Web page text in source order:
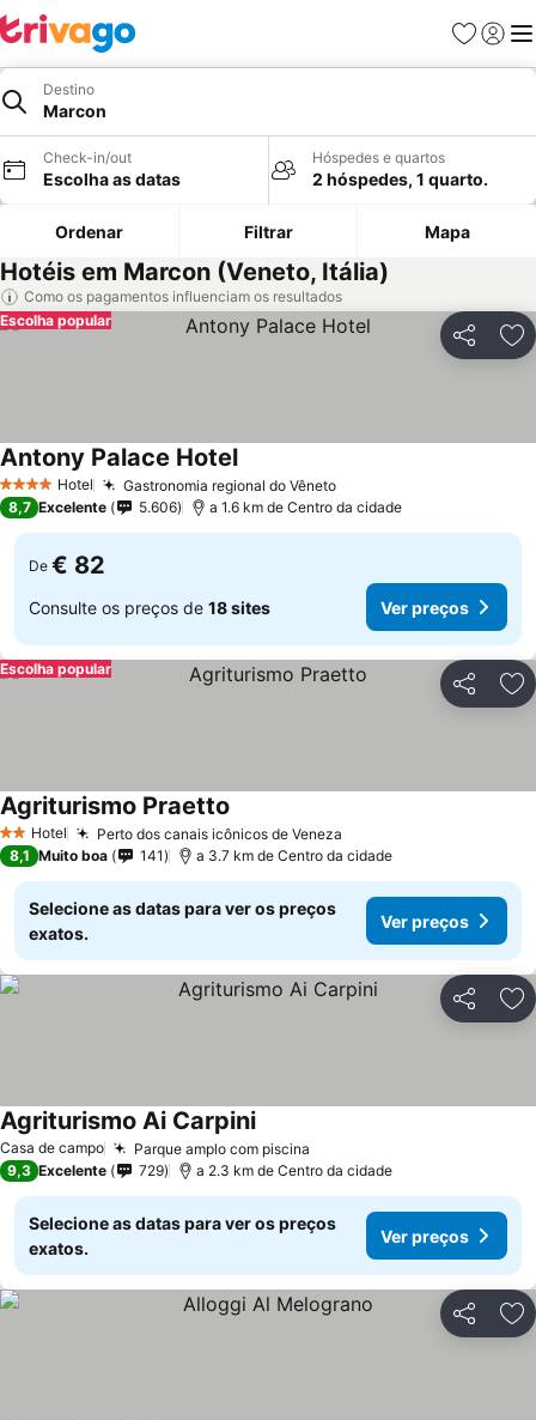
Favoritos
Iniciar
Destino
Marcon
Check-in/out
Escolha as datas
Hóspedes e quartos
2 hóspedes, 1 quarto.
Ordenar Filtrar Mapa
Hotéis em Marcon (Veneto, Itália)
Como os pagamentos influenciam os resultados
Partilhar
Escolha popular
4 EstrelasHotel Gastronomia regional do Vêneto
Antony Palace Hotel
8,7 Excelente 5.606 a 1.6 km de Centro da cidade
De € 82
Consulte os preços de 18 sites Ver preços
Partilhar
Escolha popular
2 Estrelas
Hotel Perto dos canais icônicos de Veneza
Agriturismo Praetto
8,1 Muito boa 141 a 3.7 km de Centro da cidade
Selecione as datas para ver os preços
exatos.
Ver preços
Partilhar
Casa de campo Parque amplo com piscina
Agriturismo Ai Carpini
9,3 Excelente 729 a 2.3 km de Centro da cidade
Selecione as datas para ver os preços
exatos.
Ver preços
Partilhar